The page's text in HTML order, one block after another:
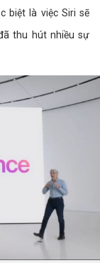
biệt là việc Siri sẽ
thu hút nhiều sự